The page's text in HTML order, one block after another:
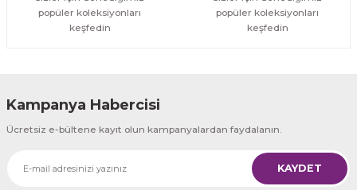
popüler koleksiyonları
keşfedin
popüler koleksiyonları
keşfedin
Kampanya Habercisi
Ücretsiz e-bültene kayıt olun kampanyalardan faydalanın.
KAYDET